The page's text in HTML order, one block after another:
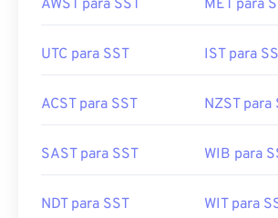
AWST para SST MET para
UTC para SST IST para
ACST para SST NZST para
SAST para SST WIB para
NDT para SST WIT para